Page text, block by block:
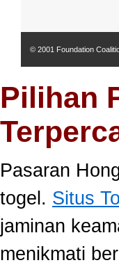
© 2001 Foundation
Pilihan
Pasaran
togel. Situs
jaminan
menikmati